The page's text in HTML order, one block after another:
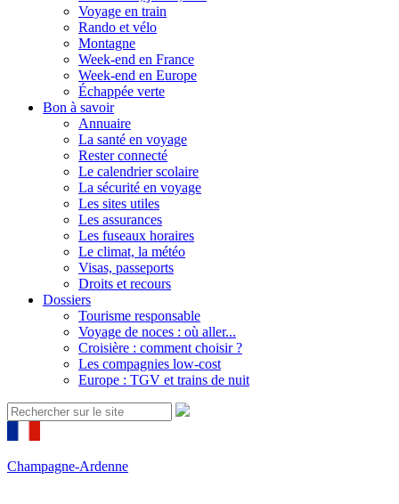
Voyage en train
Rando et vélo
Montagne
Week-end en France
Week-end en Europe
Échappée verte
Bon à savoir
Annuaire
La santé en voyage
Rester connecté
Le calendrier scolaire
La sécurité en voyage
Les sites utiles
Les assurances
Les fuseaux horaires
Le climat, la météo
Visas, passeports
Droits et recours
Dossiers
Tourisme responsable
Voyage de noces : où aller...
Croisière : comment choisir ?
Les compagnies low-cost
Europe : TGV et trains de nuit
Champagne-Ardenne